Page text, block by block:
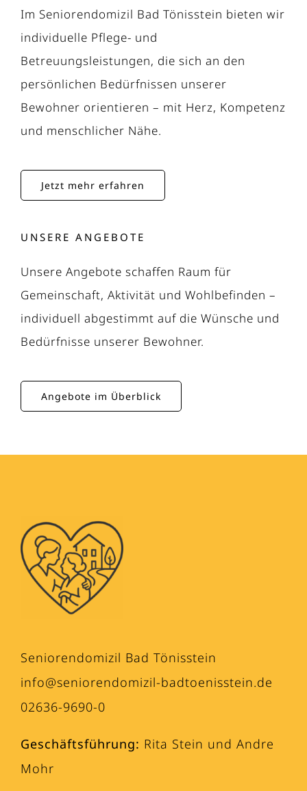
Im Seniorendomizil Bad Tönisstein bieten wir
individuelle Pflege- und
Betreuungsleistungen, die sich an den
persönlichen Bedürfnissen unserer
Bewohner orientieren – mit Herz, Kompetenz
und menschlicher Nähe.
Jetzt mehr erfahren
UNSERE ANGEBOTE
Unsere Angebote schaffen Raum für
Gemeinschaft, Aktivität und Wohlbefinden –
individuell abgestimmt auf die Wünsche und
Bedürfnisse unserer Bewohner.
Angebote im Überblick
Seniorendomizil Bad Tönisstein
info@seniorendomizil-badtoenisstein.de
02636-9690-0
Geschäftsführung: Rita Stein und Andre
Mohr